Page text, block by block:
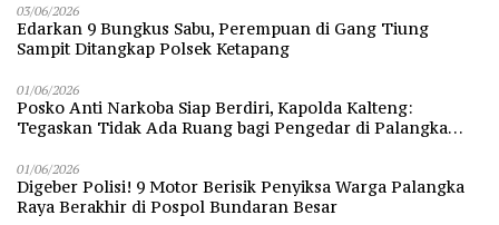
03/06/2026
Edarkan 9 Bungkus Sabu, Perempuan di Gang Tiung
Sampit Ditangkap Polsek Ketapang
01/06/2026
Posko Anti Narkoba Siap Berdiri, Kapolda Kalteng:
Tegaskan Tidak Ada Ruang bagi Pengedar di Palangka
01/06/2026
Digeber Polisi! 9 Motor Berisik Penyiksa Warga Palangka
Raya Berakhir di Pospol Bundaran Besar